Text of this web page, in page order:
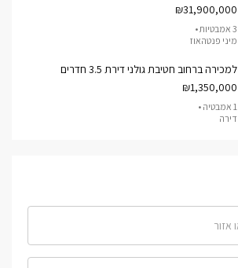
₪31,900,000
3 אמבטיות •
מיני פנטהאוז
למכירה ברחוב חטיבת גולני דירת 3.5 חדרים
₪1,350,000
1 אמבטיה •
דירה